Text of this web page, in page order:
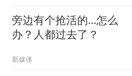
旁边有个抢活的…怎么
办？人都过去了？
新媒体